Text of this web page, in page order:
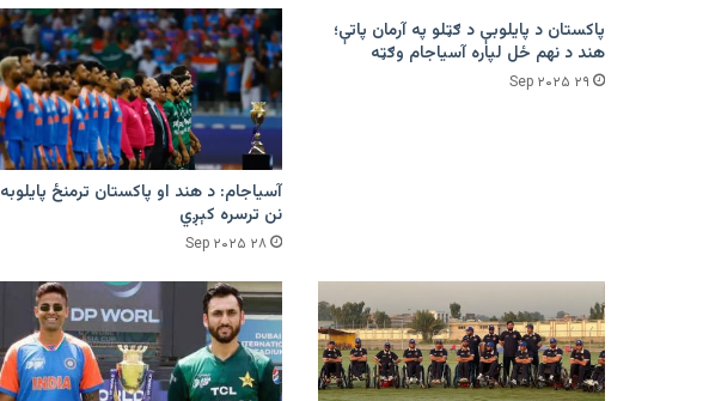
پاکستان د پایلوبې د ګټلو په آرمان پاتې؛
هند د نهم ځل لپاره آسیاجام وګټه
۲۹ Sep ۲۰۲۵
آسیاجام: د هند او پاکستان ترمنځ پایلوبه
نن ترسره کېږي
۲۸ Sep ۲۰۲۵